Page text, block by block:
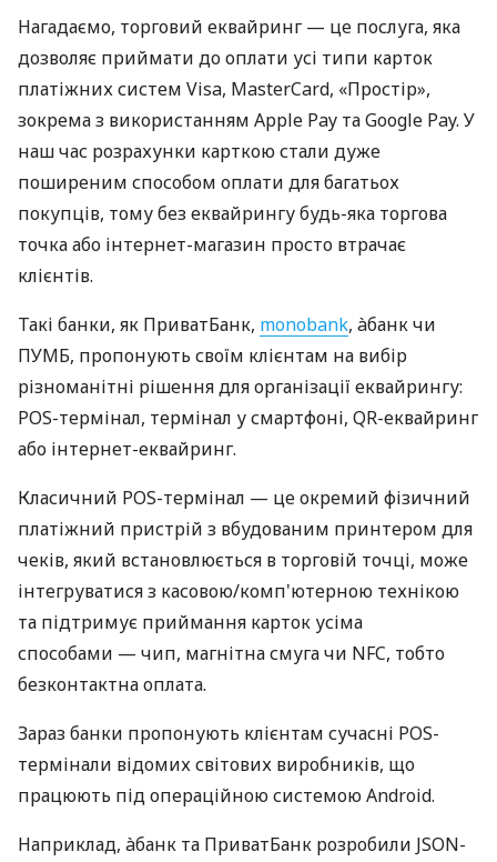
Нагадаємо, торговий еквайринг — це послуга, яка
дозволяє приймати до оплати усі типи карток
платіжних систем Visa, MasterCard, «Простір»,
зокрема з використанням Apple Pay та Google Pay. У
наш час розрахунки карткою стали дуже
поширеним способом оплати для багатьох
покупців, тому без еквайрингу будь-яка торгова
точка або інтернет-магазин просто втрачає
клієнтів.
Такі банки, як ПриватБанк, monobank, àбанк чи
ПУМБ, пропонують своїм клієнтам на вибір
різноманітні рішення для організації еквайрингу:
POS-термінал, термінал у смартфоні, QR-еквайринг
або інтернет-еквайринг.
Класичний POS-термінал — це окремий фізичний
платіжний пристрій з вбудованим принтером для
чеків, який встановлюється в торговій точці, може
інтегруватися з касовою/комп'ютерною технікою
та підтримує приймання карток усіма
способами — чип, магнітна смуга чи NFC, тобто
безконтактна оплата.
Зараз банки пропонують клієнтам сучасні POS-
термінали відомих світових виробників, що
працюють під операційною системою Android.
Наприклад, àбанк та ПриватБанк розробили JSON-